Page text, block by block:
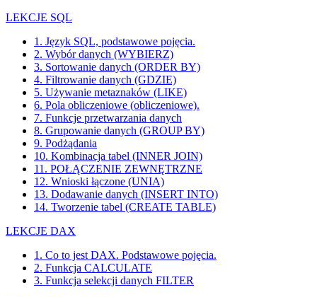
LEKCJE SQL
1. Język SQL, podstawowe pojęcia.
2. Wybór danych (WYBIERZ)
3. Sortowanie danych (ORDER BY)
4. Filtrowanie danych (GDZIE)
5. Używanie metaznaków (LIKE)
6. Pola obliczeniowe (obliczeniowe).
7. Funkcje przetwarzania danych
8. Grupowanie danych (GROUP BY)
9. Podżądania
10. Kombinacja tabel (INNER JOIN)
11. POŁĄCZENIE ZEWNĘTRZNE
12. Wnioski łączone (UNIA)
13. Dodawanie danych (INSERT INTO)
14. Tworzenie tabel (CREATE TABLE)
LEKCJE DAX
1. Co to jest DAX. Podstawowe pojęcia.
2. Funkcja CALCULATE
3. Funkcja selekcji danych FILTER